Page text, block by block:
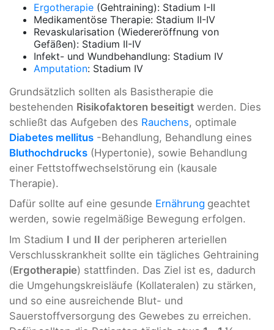
Ergotherapie (Gehtraining): Stadium I-II
Medikamentöse Therapie: Stadium II-IV
Revaskularisation (Wiedereröffnung von
Gefäßen): Stadium II-IV
Infekt- und Wundbehandlung: Stadium IV
Amputation: Stadium IV
Grundsätzlich sollten als Basistherapie die
bestehenden Risikofaktoren beseitigt werden. Dies
schließt das Aufgeben des Rauchens, optimale
Diabetes mellitus -Behandlung, Behandlung eines
Bluthochdrucks (Hypertonie), sowie Behandlung
einer Fettstoffwechselstörung ein (kausale
Therapie).
Dafür sollte auf eine gesunde Ernährung geachtet
werden, sowie regelmäßige Bewegung erfolgen.
Im Stadium I und II der peripheren arteriellen
Verschlusskrankheit sollte ein tägliches Gehtraining
(Ergotherapie) stattfinden. Das Ziel ist es, dadurch
die Umgehungskreisläufe (Kollateralen) zu stärken,
und so eine ausreichende Blut- und
Sauerstoffversorgung des Gewebes zu erreichen.